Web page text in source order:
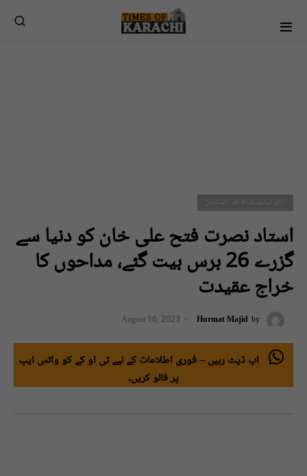
انٹرٹینمنٹ/لائف اسٹائل
استاد نصرت فتح علی خان کو دنیا سے
گزرے 26 برس بیت گئے، مداحوں کا
خراج عقیدت
by
Hurmat Majid
August 16, 2023
اپ ڈیٹ رہیں – فوری اطلاعات کے لیے ٹی او کے کو واٹس ایپ
پر فالو کریں۔